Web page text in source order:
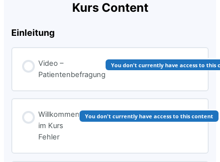
Kurs Content
Einleitung
Video –
Patientenbefragung
You don't currently have access to this
Willkommen
im Kurs
Fehler
You don't currently have access to this content